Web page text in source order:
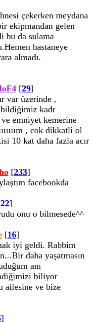
çekerken meydana
ekipmandan gelen
bu da sulama
hastaneye
almadı.
[29]
var üzerinde ,
kadr
ve emniyet kemerine
, cok dikkatli ol
10 kat daha fazla acır
[233]
facebookda
22]
onu o bilmesede^^
[16]
iyi geldi. Rabbim
daha yaşatmasın
anı
biliyor
ailesine ve bize
]